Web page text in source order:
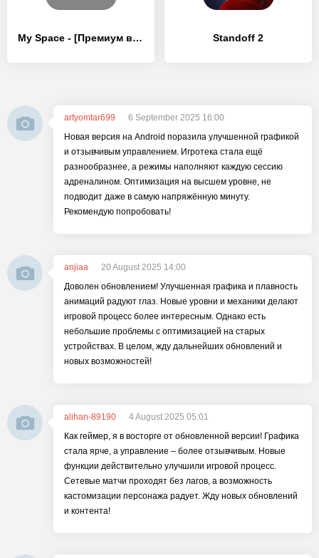
My Space - [Премиум версия] Standoff 2
artyomtar699
6 September 2025 16:00
Новая версия на Android поразила улучшенной графикой
и отзывчивым управлением. Игротека стала ещё
разнообразнее, а режимы наполняют каждую сессию
адреналином. Оптимизация на высшем уровне, не
подводит даже в самую напряжённую минуту.
Рекомендую попробовать!
anjiaa
20 August 2025 14:00
Доволен обновлением! Улучшенная графика и плавность
анимаций радуют глаз. Новые уровни и механики делают
игровой процесс более интересным. Однако есть
небольшие проблемы с оптимизацией на старых
устройствах. В целом, жду дальнейших обновлений и
новых возможностей!
alihan-89190
4 August 2025 05:01
Как геймер, я в восторге от обновленной версии! Графика
стала ярче, а управление – более отзывчивым. Новые
функции действительно улучшили игровой процесс.
Сетевые матчи проходят без лагов, а возможность
кастомизации персонажа радует. Жду новых обновлений
и контента!